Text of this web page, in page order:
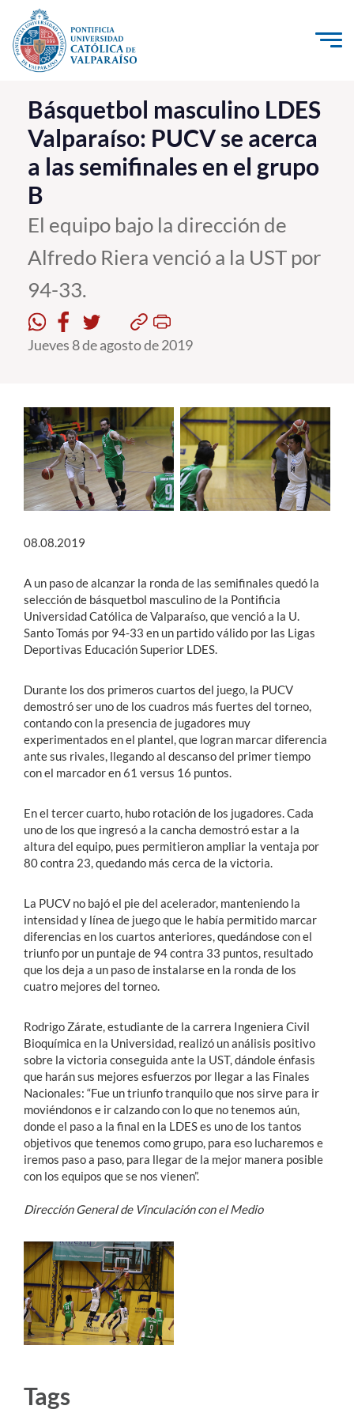
Click acá para ir directamente al contenido
La Universidad
Investigación, Creación e Innovación
PUCV Internacional
Vinculación con el Medio
Admisión
Pregrado
Postgrado
Formación Continua
Académicos
Funcionarios
Alumni
English
Básquetbol masculino LDES
Valparaíso: PUCV se acerca
a las semifinales en el grupo
B
El equipo bajo la dirección de
Alfredo Riera venció a la UST por
94-33.
Jueves 8 de agosto de 2019
08.08.2019
A un paso de alcanzar la ronda de las semifinales quedó la
selección de básquetbol masculino de la Pontificia
Universidad Católica de Valparaíso, que venció a la U.
Santo Tomás por 94-33 en un partido válido por las Ligas
Deportivas Educación Superior LDES.
Durante los dos primeros cuartos del juego, la PUCV
demostró ser uno de los cuadros más fuertes del torneo,
contando con la presencia de jugadores muy
experimentados en el plantel, que logran marcar diferencia
ante sus rivales, llegando al descanso del primer tiempo
con el marcador en 61 versus 16 puntos.
En el tercer cuarto, hubo rotación de los jugadores. Cada
uno de los que ingresó a la cancha demostró estar a la
altura del equipo, pues permitieron ampliar la ventaja por
80 contra 23, quedando más cerca de la victoria.
La PUCV no bajó el pie del acelerador, manteniendo la
intensidad y línea de juego que le había permitido marcar
diferencias en los cuartos anteriores, quedándose con el
triunfo por un puntaje de 94 contra 33 puntos, resultado
que los deja a un paso de instalarse en la ronda de los
cuatro mejores del torneo.
Rodrigo Zárate, estudiante de la carrera Ingeniera Civil
Bioquímica en la Universidad, realizó un análisis positivo
sobre la victoria conseguida ante la UST, dándole énfasis
que harán sus mejores esfuerzos por llegar a las Finales
Nacionales: “Fue un triunfo tranquilo que nos sirve para ir
moviéndonos e ir calzando con lo que no tenemos aún,
donde el paso a la final en la LDES es uno de los tantos
objetivos que tenemos como grupo, para eso lucharemos e
iremos paso a paso, para llegar de la mejor manera posible
con los equipos que se nos vienen”.
Dirección General de Vinculación con el Medio
Tags